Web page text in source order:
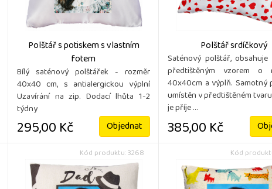
Polštář s potiskem s vlastním
fotem
Bílý saténový polštářek - rozměr
40x40 cm, s antialergickou výplní
Uzavírání na zip. Dodací lhůta 1-2
týdny
295,00 Kč Objednat
Polštář srdíčkový
Saténový polštář,
předtištěným vzorem o
40x40cm a výplň. Samotný
umístěn v předtištěném
je příje ...
385,00 Kč
Kód produktu: 3268 Kód